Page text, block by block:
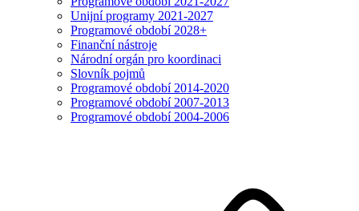
Unijní programy 2021-2027
Programové období 2028+
Finanční nástroje
Národní orgán pro koordinaci
Slovník pojmů
Programové období 2014-2020
Programové období 2007-2013
Programové období 2004-2006